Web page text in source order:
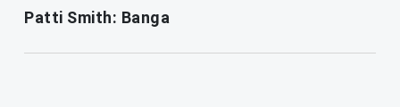
Patti Smith: Banga